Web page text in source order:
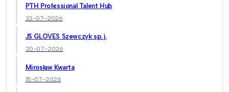
PTH Professional Talent Hub
23-07-2026
JS GLOVES Szewczyk sp. j.
20-07-2026
Mirosław Kwarta
15-07-2026